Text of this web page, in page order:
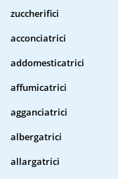
zuccherifici
acconciatrici
addomesticatrici
affumicatrici
agganciatrici
albergatrici
allargatrici